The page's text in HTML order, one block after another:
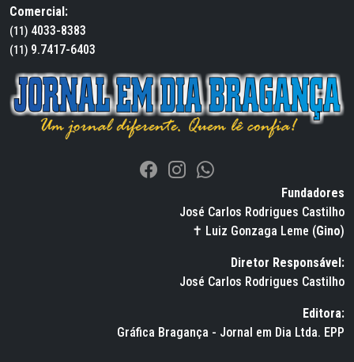
Comercial:
(11) 4033-8383
(11) 9.7417-6403
Fundadores
José Carlos Rodrigues Castilho
✝ Luiz Gonzaga Leme (Gino)
Diretor Responsável:
José Carlos Rodrigues Castilho
Editora:
Gráfica Bragança - Jornal em Dia Ltda. EPP